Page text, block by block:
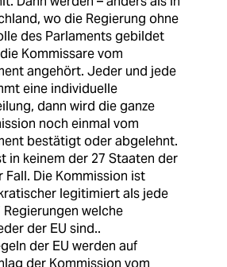
wo die Regierung ohne
des Parlaments gebildet
Kommissare vom
angehört. Jeder und jede
eine individuelle
dann wird die ganze
noch einmal vom
bestätigt oder abgelehnt.
in keinem der 27 Staaten der
Fall. Die Kommission ist
legitimiert als jede
Regierungen welche
der EU sind..
der EU werden auf
der Kommission vom